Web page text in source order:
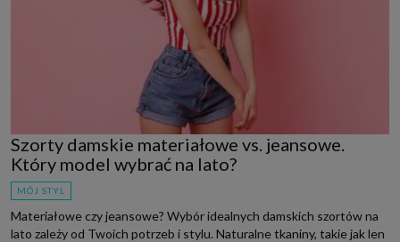
Szorty damskie materiałowe vs. jeansowe.
Który model wybrać na lato?
MÓJ STYL
Materiałowe czy jeansowe? Wybór idealnych damskich szortów na
lato zależy od Twoich potrzeb i stylu. Naturalne tkaniny, takie jak len